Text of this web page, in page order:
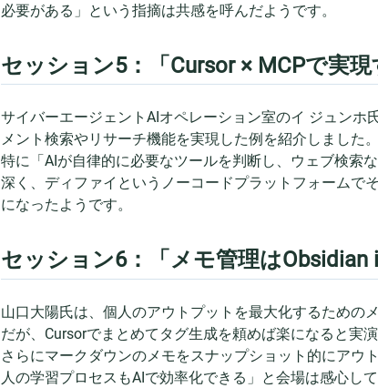
必要がある」という指摘は共感を呼んだようです。
セッション5：「Cursor × MCPで実
サイバーエージェントAIオペレーション室のイ ジュンホ
メント検索やリサーチ機能を実現した例を紹介しました。
特に「AIが自律的に必要なツールを判断し、ウェブ検索
深く、ディファイというノーコードプラットフォームで
になったようです。
セッション6：「メモ管理はObsidian
山口大陽氏は、個人のアウトプットを最大化するための
だが、Cursorでまとめてタグ生成を頼めば楽になると実演
さらにマークダウンのメモをスナップショット的にアウ
人の学習プロセスもAIで効率化できる」と会場は感心して